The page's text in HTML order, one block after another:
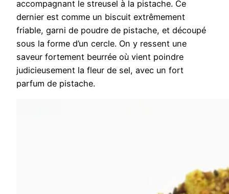
accompagnant le streusel à la pistache. Ce
dernier est comme un biscuit extrêmement
friable, garni de poudre de pistache, et découpé
sous la forme d’un cercle. On y ressent une
saveur fortement beurrée où vient poindre
judicieusement la fleur de sel, avec un fort
parfum de pistache.